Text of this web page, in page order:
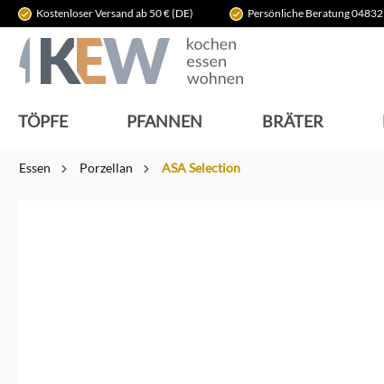
Zur Hauptnavigation springen
Kostenloser Versand ab 50 € (DE) Persönliche Beratung
TÖPFE PFANNEN BRÄTER
Essen Porzellan ASA Selection